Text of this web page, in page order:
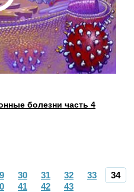
болезни часть 4
30 31 32 33
34
41 42 43